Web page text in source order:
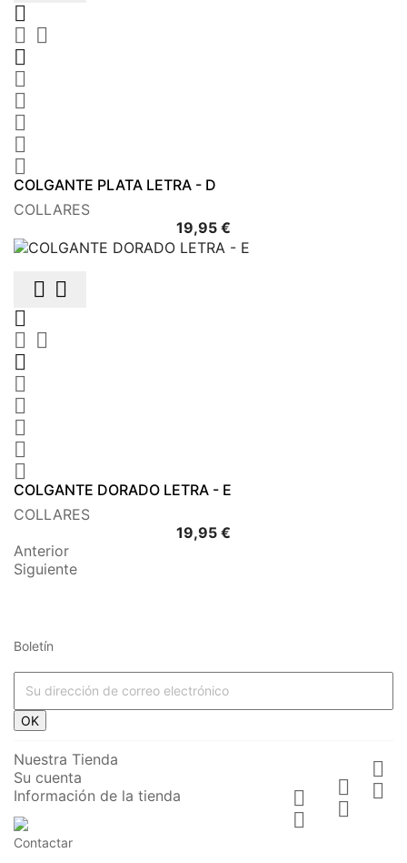

 






COLGANTE PLATA LETRA - D
COLLARES
19,95 €
 

 






COLGANTE DORADO LETRA - E
COLLARES
19,95 €
Anterior
Siguiente
Boletín
OK
Nuestra Tienda


Su cuenta


Información de la tienda


Contactar